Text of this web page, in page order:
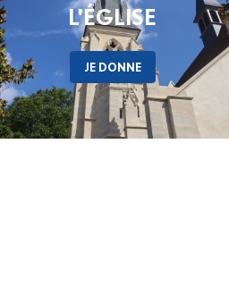
L'ÉGLISE
JE DONNE